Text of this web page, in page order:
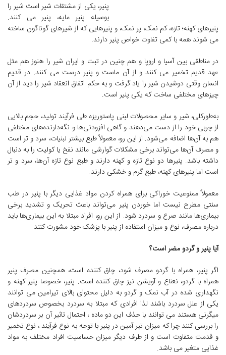
پنیر، یکی از مشتقات شیر است شیر را
بوسیله پنیر مایه، پنیر می کنند.
پنیرهای کهنه؛ تازه، کم نمک، پر نمک، و پنیرهایی که از شیرهای گوناگون ساخته
می شوند همه با کمی تفاوت خواص پنیر دارند.
در مناطقى بین آسیا و اروپا و هم چنین در تبت و ایران شیر را هنوز هم مثل
عهد قدیم تخمیر مى کنند و از آن ماست و پنیر درست مى کنند. در قدیم
انسان وقتى دوشیدن شیر را یاد گرفت و به حکم اتفاق انعقاد شیر را دید از آن
چیزهاى مختلفى ساخت که یکى پنیر است.
به‌طورکلی، شیر و سایر محصولات لبنی پاستوریزه طی فرآیند تولید، حجم بالایی
از چربی خود را از دست می‌دهند و گاهی افزودنی‌ها و نگه‌دارنده‌های مختلفی
هم به آن‌ها اضافه می‌شود. از این رو، معمولاً طبع بیشتر لبنیات، سرد و تر است
و مصرف آن‌ها می‌تواند برخی مشکلات گوارشی مانند نفخ یا کولیت را به دنبال
داشته باشد. پنیرها دو نوع تازه و کهنه دارند و طبع نوع تازه آن‌ها، سرد و تر
است اما پنیرهای کهنه، طبع گرم و خشکی دارند.
معمولاً ممنوعیت خوراکی برای همراه کردن مواد غذایی دیگر با پنیر در طب
سنتی مطرح نیست اما خوردن پنیر می‌تواند باعث تحریک و تشدید برخی
بیماری‌ها مانند صرع و سردرد شود. از این رو، افراد مبتلا به این بیماری‌ها باید
درباره مصرف، نوع و میزان استفاده از پنیر با پزشک خود مشورت کنند
آیا پنیر و گردو مضر است؟
اگر پنیر، همراه با گردو مصرف شود، چاق کننده است، همچنین مصرف پنیر
همراه با گردو، نعناع و آویشن نیز چاق کننده است. پنیر، خصوصا پنیر کهنه و
نگهداری شده در آب نمک و گردو به دلیل محتوای بالای تیرامین می توانند
یکی از علل سردرد باشند لذا افرادی که مبتلا به سردرد بخصوص سردردهای
میگرنی هستند می توانند با حذف این دو ماده ، احتمال تاثیر آن بر سردردشان
را بررسی کنند چرا که میزان تیر آمین در پنیر با توجه به نوع فرآیند ، نوع تخمیر
و قدمت متفاوت است و از طرف دیگر میزان حساسیت افراد مختلف به مواد
غذایی متغیر می باشد.